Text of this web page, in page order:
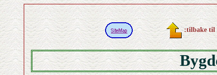
:tilbake til